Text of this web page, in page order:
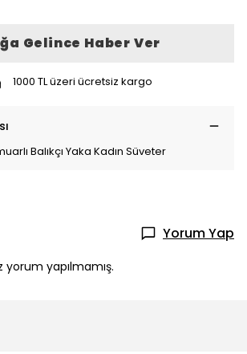
Gelince Haber Ver
1000 TL üzeri ücretsiz kargo
Balıkçı Yaka Kadın Süveter
Yorum Yap
yapılmamış.